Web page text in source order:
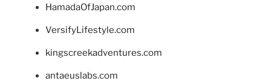
HamadaOfJapan.com
VersifyLifestyle.com
kingscreekadventures.com
antaeuslabs.com